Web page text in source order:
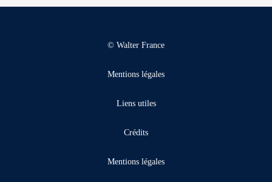
© Walter France
Mentions légales
Liens utiles
Crédits
Mentions légales